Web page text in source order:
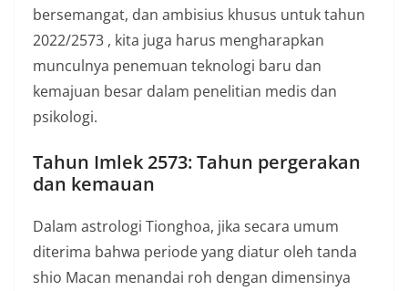
bersemangat, dan ambisius khusus untuk tahun
2022/2573 , kita juga harus mengharapkan
munculnya penemuan teknologi baru dan
kemajuan besar dalam penelitian medis dan
psikologi.
Tahun Imlek 2573: Tahun pergerakan
dan kemauan
Dalam astrologi Tionghoa, jika secara umum
diterima bahwa periode yang diatur oleh tanda
shio Macan menandai roh dengan dimensinya